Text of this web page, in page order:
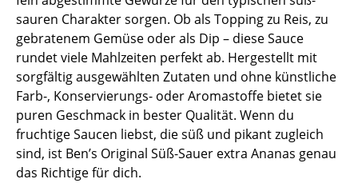
sauren Charakter sorgen. Ob als Topping zu Reis, zu
gebratenem Gemüse oder als Dip – diese Sauce
rundet viele Mahlzeiten perfekt ab. Hergestellt mit
sorgfältig ausgewählten Zutaten und ohne künstliche
Farb-, Konservierungs- oder Aromastoffe bietet sie
puren Geschmack in bester Qualität. Wenn du
fruchtige Saucen liebst, die süß und pikant zugleich
sind, ist Ben’s Original Süß-Sauer extra Ananas genau
das Richtige für dich.